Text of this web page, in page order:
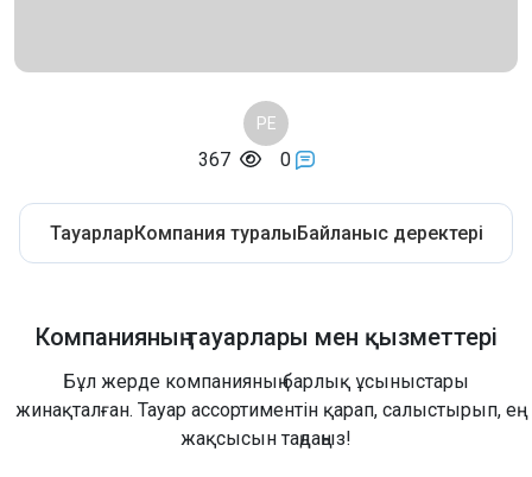
РЕ
367 0
ТауарларКомпания туралыБайланыс деректері
Компанияның тауарлары мен қызметтері
Бұл жерде компанияның барлық ұсыныстары
жинақталған. Тауар ассортиментін қарап, салыстырып, ең
жақсысын таңдаңыз!